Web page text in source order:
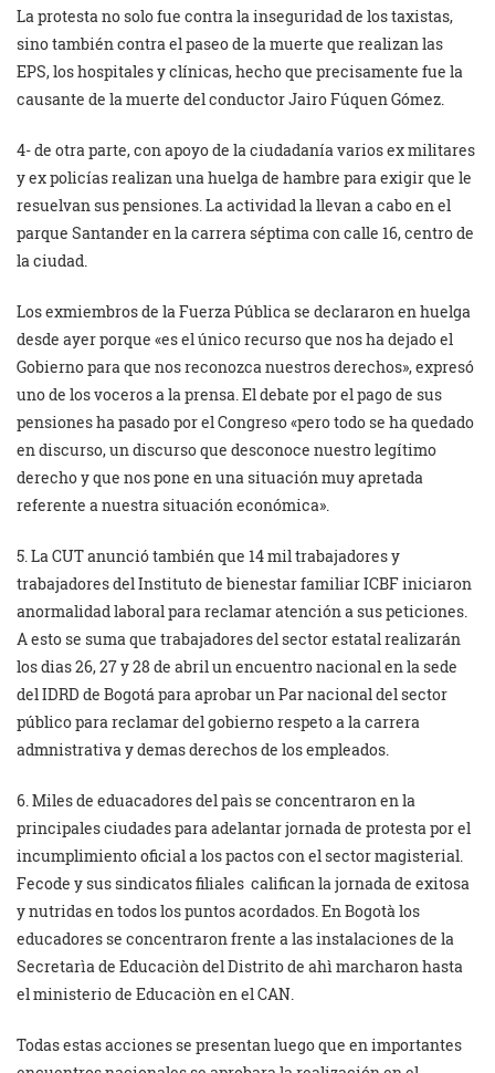
La protesta no solo fue contra la inseguridad de los taxistas,
sino también contra el paseo de la muerte que realizan las
EPS, los hospitales y clínicas, hecho que precisamente fue la
causante de la muerte del conductor Jairo Fúquen Gómez.
4- de otra parte, con apoyo de la ciudadanía varios ex militares
y ex policías realizan una huelga de hambre para exigir que le
resuelvan sus pensiones. La actividad la llevan a cabo en el
parque Santander en la carrera séptima con calle 16, centro de
la ciudad.
Los exmiembros de la Fuerza Pública se declararon en huelga
desde ayer porque «es el único recurso que nos ha dejado el
Gobierno para que nos reconozca nuestros derechos», expresó
uno de los voceros a la prensa. El debate por el pago de sus
pensiones ha pasado por el Congreso «pero todo se ha quedado
en discurso, un discurso que desconoce nuestro legítimo
derecho y que nos pone en una situación muy apretada
referente a nuestra situación económica».
5. La CUT anunció también que 14 mil trabajadores y
trabajadores del Instituto de bienestar familiar ICBF iniciaron
anormalidad laboral para reclamar atención a sus peticiones.
A esto se suma que trabajadores del sector estatal realizarán
los dias 26, 27 y 28 de abril un encuentro nacional en la sede
del IDRD de Bogotá para aprobar un Par nacional del sector
público para reclamar del gobierno respeto a la carrera
admnistrativa y demas derechos de los empleados.
6. Miles de eduacadores del paìs se concentraron en la
principales ciudades para adelantar jornada de protesta por el
incumplimiento oficial a los pactos con el sector magisterial.
Fecode y sus sindicatos filiales califican la jornada de exitosa
y nutridas en todos los puntos acordados. En Bogotà los
educadores se concentraron frente a las instalaciones de la
Secretarìa de Educaciòn del Distrito de ahì marcharon hasta
el ministerio de Educaciòn en el CAN.
Todas estas acciones se presentan luego que en importantes